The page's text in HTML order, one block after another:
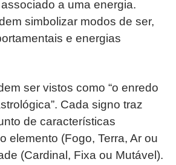
a uma energia.
simbolizar modos de ser,
e energias
ser vistos como “o enredo
Cada signo traz
de características
elemento (Fogo, Terra, Ar ou
(Cardinal, Fixa ou Mutável).